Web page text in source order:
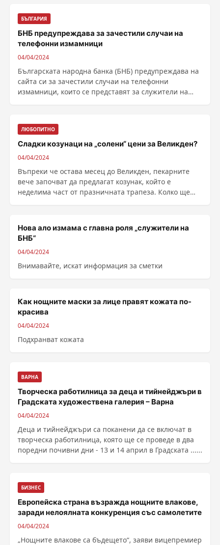
БЪЛГАРИЯ
БНБ предупреждава за зачестили случаи на
телефонни измамници
04/04/2024
Българската народна банка (БНБ) предупреждава на
сайта си за зачестили случаи на телефонни
измамници, които се представят за служители на
ЛЮБОПИТНО
Сладки козунаци на „солени“ цени за Великден?
04/04/2024
Въпреки че остава месец до Великден, пекарните
вече започват да предлагат козунак, който е
неделима част от празничната трапеза. Колко ще
Нова ало измама с главна роля „служители на
БНБ“
04/04/2024
Внимавайте, искат информация за сметки
Как нощните маски за лице правят кожата по-
красива
04/04/2024
Подхранват кожата
ВАРНА
Творческа работилница за деца и тийнейджъри в
Градската художествена галерия – Варна
04/04/2024
Деца и тийнейджъри са поканени да се включат в
творческа работилница, която ще се проведе в два
поредни почивни дни - 13 и 14 април в Градската ......
БИЗНЕС
Европейска страна възражда нощните влакове,
заради нелоялната конкуренция със самолетите
04/04/2024
„Нощните влакове са бъдещето“, заяви вицепремиер